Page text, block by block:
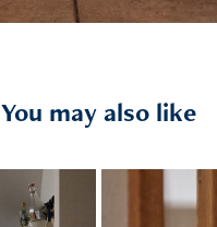
You may also like